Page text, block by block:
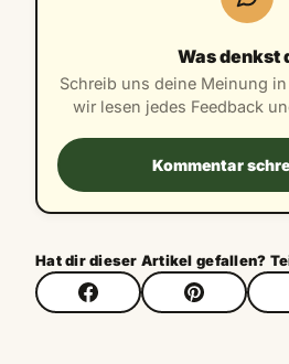
Was denkst
Schreib uns deine Meinung
wir lesen jedes Feedback
Kommentar
Hat dir dieser Artikel gefallen?